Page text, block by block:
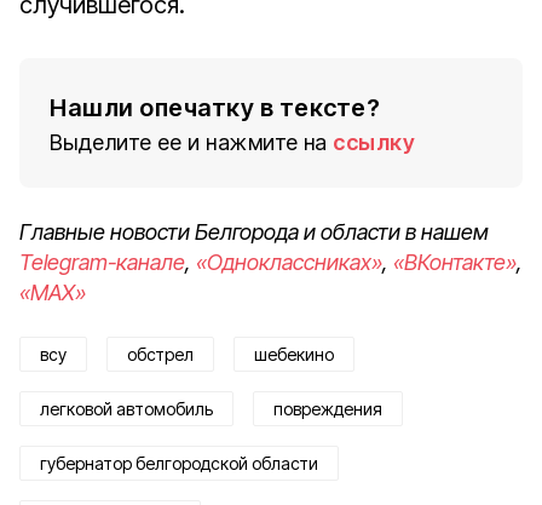
Нашли опечатку в тексте?
Выделите ее и нажмите на ссылку
Главные новости Белгорода и области в нашем
Telegram-канале, «Одноклассниках», «ВКонтакте»,
«MAX»
всу обстрел шебекино
легковой автомобиль повреждения
губернатор белгородской области